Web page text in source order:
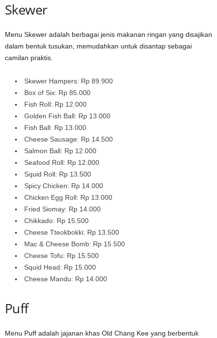
Skewer
Menu Skewer adalah berbagai jenis makanan ringan yang disajikan
dalam bentuk tusukan, memudahkan untuk disantap sebagai
camilan praktis.
Skewer Hampers: Rp 89.900
Box of Six: Rp 85.000
Fish Roll: Rp 12.000
Golden Fish Ball: Rp 13.000
Fish Ball: Rp 13.000
Cheese Sausage: Rp 14.500
Salmon Ball: Rp 12.000
Seafood Roll: Rp 12.000
Squid Roll: Rp 13.500
Spicy Chicken: Rp 14.000
Chicken Egg Roll: Rp 13.000
Fried Siomay: Rp 14.000
Chikkado: Rp 15.500
Cheese Tteokbokki: Rp 13.500
Mac & Cheese Bomb: Rp 15.500
Cheese Tofu: Rp 15.500
Squid Head: Rp 15.000
Cheese Mandu: Rp 14.000
Puff
Menu Puff adalah jajanan khas Old Chang Kee yang berbentuk